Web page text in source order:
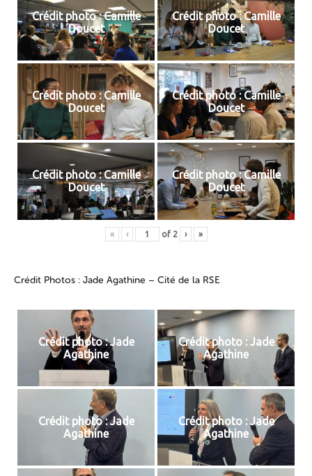
Crédit photo : Camille
Doucet
Crédit photo : Camille
Doucet
Crédit photo : Camille
Doucet
Crédit photo : Camille
Doucet
Crédit photo : Camille
Doucet
Crédit photo : Camille
Doucet
« ‹ of 2 › »
Crédit Photos : Jade Agathine – Cité de la RSE
Crédit photo : Jade
Agathine
Crédit photo : Jade
Agathine
Crédit photo : Jade
Agathine
Crédit photo : Jade
Agathine